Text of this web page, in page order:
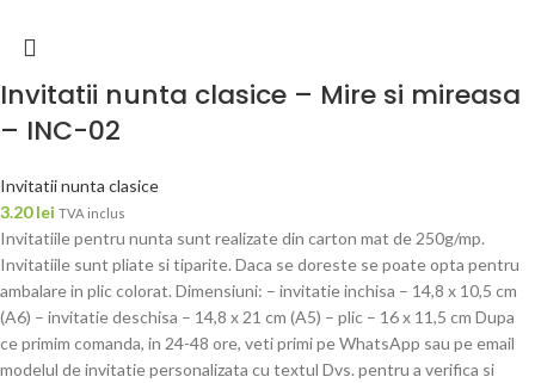
Invitatii nunta clasice – Mire si mireasa
– INC-02
Invitatii nunta clasice
3.20lei TVA inclus
Invitatiile pentru nunta sunt realizate din carton mat de 250g/mp.
Invitatiile sunt pliate si tiparite. Daca se doreste se poate opta pentru
ambalare in plic colorat. Dimensiuni: – invitatie inchisa – 14,8 x 10,5 cm
(A6) – invitatie deschisa – 14,8 x 21 cm (A5) – plic – 16 x 11,5 cm Dupa
ce primim comanda, in 24-48 ore, veti primi pe WhatsApp sau pe email
modelul de invitatie personalizata cu textul Dvs. pentru a verifica si